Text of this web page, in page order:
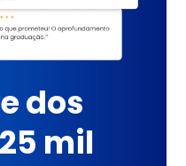
dos
mil